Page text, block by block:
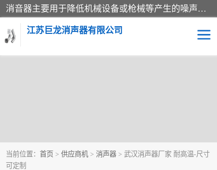
消音器主要用于降低机械设备或枪械等产生的噪声。它通过阻尼或增加排气面积来降低排气速度和功率，从而降低噪声。常见的消音器类型包括阻性消声器、抗性消声器、共振消声器以及阻抗复合式消声器等。这些消音器各有特点，适用于不同频率的噪声消除。
江苏巨龙消声器有限公司
当前位置： 首页 > 供应商机 > 消声器 > 武汉消声器厂家 耐高温-尺寸
可定制